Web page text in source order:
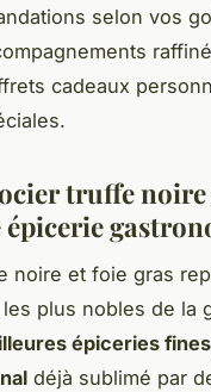
selon vos
cadeaux
truffe
épicerie
noire et foie gras
plus nobles de la
épiceries
déjà sublimé par